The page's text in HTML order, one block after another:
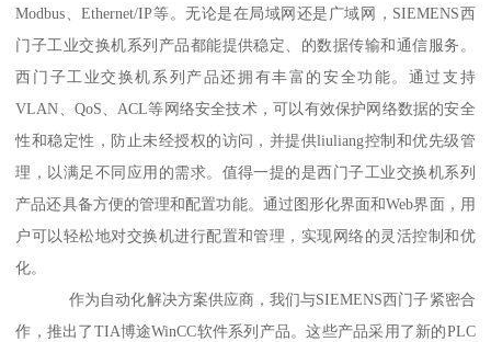
Modbus、Ethernet/IP等。无论是在局域网还是广域网，SIEMENS西
门子工业交换机系列产品都能提供稳定、的数据传输和通信服务。
西门子工业交换机系列产品还拥有丰富的安全功能。通过支持
VLAN、QoS、ACL等网络安全技术，可以有效保护网络数据的安全
性和稳定性，防止未经授权的访问，并提供liuliang控制和优先级管
理，以满足不同应用的需求。值得一提的是西门子工业交换机系列
产品还具备方便的管理和配置功能。通过图形化界面和Web界面，用
户可以轻松地对交换机进行配置和管理，实现网络的灵活控制和优
化。
作为自动化解决方案供应商，我们与SIEMENS西门子紧密合
作，推出了TIA博途WinCC软件系列产品。这些产品采用了新的PLC